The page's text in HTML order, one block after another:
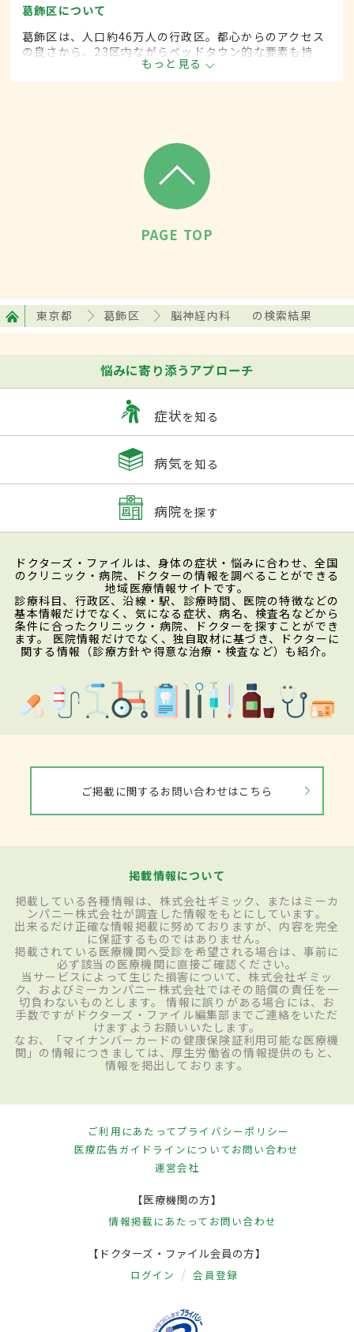
葛飾区について
葛飾区は、人口約46万人の行政区。都心からのアクセス
の良さから、23区内ながらベッドタウン的な要素も持
つ。柴又帝釈天や堀切菖蒲園などの観光地も多く、伝統
技術を受け継ぐ職人の多い地域としても知られる。
もっと見る
PAGE TOP
東京都 葛飾区 脳神経内科 の検索結果
悩みに寄り添うアプローチ
症状を知る
病気を知る
病院を探す
ドクターズ・ファイルは、身体の症状・悩みに合わせ、全国
のクリニック・病院、ドクターの情報を調べることができる
地域医療情報サイトです。
診療科目、行政区、沿線・駅、診療時間、医院の特徴などの
基本情報だけでなく、気になる症状、病名、検査名などから
条件に合ったクリニック・病院、ドクターを探すことができ
ます。 医院情報だけでなく、独自取材に基づき、ドクターに
関する情報（診療方針や得意な治療・検査など）も紹介。
ご掲載に関するお問い合わせはこちら
掲載情報について
掲載している各種情報は、株式会社ギミック、またはミーカ
ンパニー株式会社が調査した情報をもとにしています。
出来るだけ正確な情報掲載に努めておりますが、内容を完全
に保証するものではありません。
掲載されている医療機関へ受診を希望される場合は、事前に
必ず該当の医療機関に直接ご確認ください。
当サービスによって生じた損害について、株式会社ギミッ
ク、およびミーカンパニー株式会社ではその賠償の責任を一
切負わないものとします。 情報に誤りがある場合には、お
手数ですがドクターズ・ファイル編集部までご連絡をいただ
けますようお願いいたします。
なお、「マイナンバーカードの健康保険証利用可能な医療機
関」の情報につきましては、厚生労働省の情報提供のもと、
情報を掲出しております。
ご利用にあたってプライバシーポリシー
医療広告ガイドラインについてお問い合わせ
運営会社
【医療機関の方】
情報掲載にあたって お問い合わせ
【ドクターズ・ファイル会員の方】
ログイン 会員登録